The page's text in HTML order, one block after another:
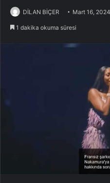
DİLAN BİÇER Mart 16, 2024
1 dakika okuma süresi